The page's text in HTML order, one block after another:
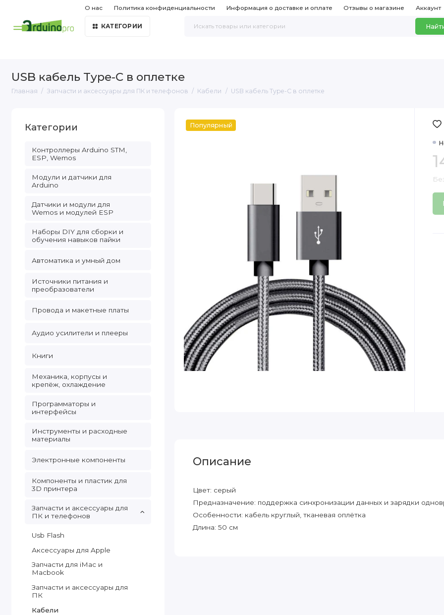
О нас Политика конфиденциальности Информация о доставке и оплате Отзывы о магазине Аккаунт
КАТЕГОРИИ
USB кабель Type-C в оплетке
Главная Запчасти и аксессуары для ПК и телефонов Кабели USB кабель Type-C в оплетке
Категории
Контроллеры Arduino STM,
ESP, Wemos
Модули и датчики для
Arduino
Датчики и модули для
Wemos и модулей ESP
Наборы DIY для сборки и
обучения навыков пайки
Автоматика и умный дом
Источники питания и
преобразователи
Провода и макетные платы
Аудио усилители и плееры
Книги
Механика, корпусы и
крепёж, охлаждение
Программаторы и
интерфейсы
Инструменты и расходные
материалы
Электронные компоненты
Компоненты и пластик для
3D принтера
Запчасти и аксессуары для
ПК и телефонов
Usb Flash
Аксессуары для Apple
Запчасти для iMac и
Macbook
Запчасти и аксессуары для
ПК
Кабели
Популярный
Описание
Цвет: серый
Предназначение: поддержка синхронизации данных и зарядки
Особенности: кабель круглый, тканевая оплётка
Длина: 50 см